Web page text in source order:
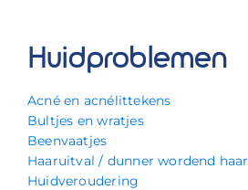
Huidproblemen
Acné en acnélittekens
Bultjes en wratjes
Beenvaatjes
Haaruitval / dunner wordend haar
Huidveroudering